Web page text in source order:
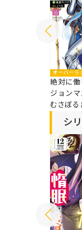
オーバーラ
絶対に
ジョン
むさぼる
シ